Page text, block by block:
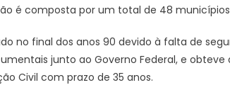
é composta por um total de 48
no final dos anos 90 devido à falta de
junto ao Governo Federal, e
Civil com prazo de 35 anos.